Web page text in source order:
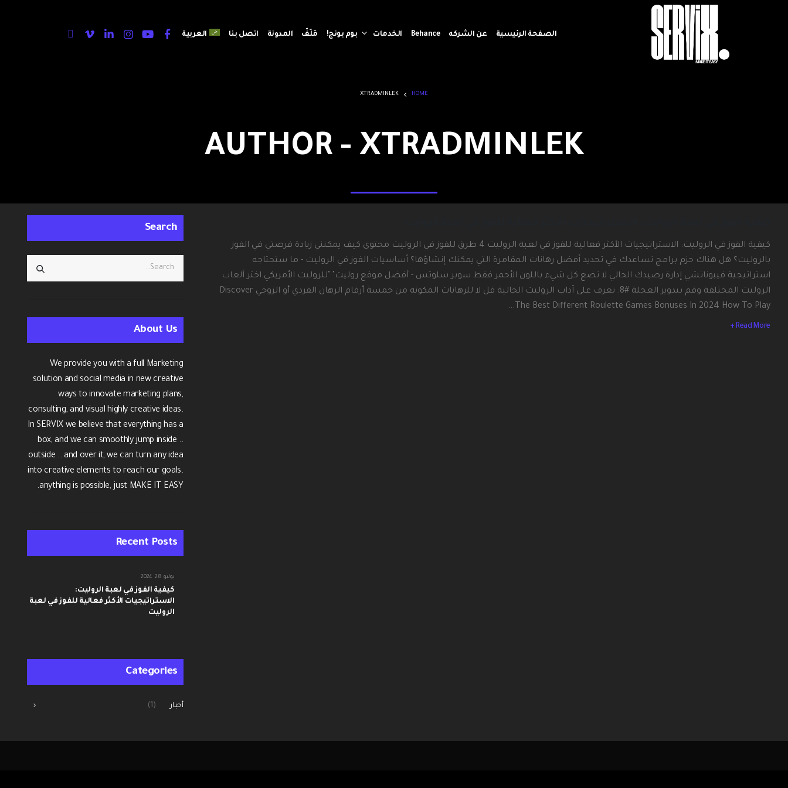
الصفحة الرئيسية عن الشركه Behance الخدمات بوم بونج! مَلَفّ المدونة اتصل بنا العربية
HOME
XTRADMINLEK
AUTHOR - XTRADMINLEK
كيفية الفوز في الروليت: الاستراتيجيات الأكثر فعالية للفوز في لعبة الروليت 4 طرق للفوز في الروليت محتوى كيف يمكنني زيادة فرصتي في الفوز
بالروليت؟ هل هناك حزم برامج تساعدك في تحديد أفضل رهانات المقامرة التي يمكنك إنشاؤها؟ أساسيات الفوز في الروليت - ما ستحتاجه
استراتيجية فيبوناتشي إدارة رصيدك الحالي لا تضع كل شيء باللون الأحمر فقط سوبر سلوتس - أفضل موقع روليت" "للروليت الأمريكي اختر ألعاب
الروليت المختلفة وقم بتدوير العجلة #8: تعرف على آداب الروليت الحالية قل لا للرهانات المكونة من خمسة أرقام الرهان الفردي أو الزوجي Discover
The Best Different Roulette Games Bonuses In 2024 How To Play...
Read More +
Search
About Us
We provide you with a full Marketing
solution and social media in new creative
ways to innovate marketing plans,
consulting, and visual highly creative ideas.
In SERVIX we believe that everything has a
box, and we can smoothly jump inside ..
outside .. and over it, we can turn any idea
into creative elements to reach our goals.
anything is possible, just MAKE IT EASY.
Recent Posts
كيفية الفوز في لعبة الروليت:
الاستراتيجيات الأكثر فعالية للفوز في لعبة
الروليت
يوليو 28, 2024
Categories
أخبار (1)